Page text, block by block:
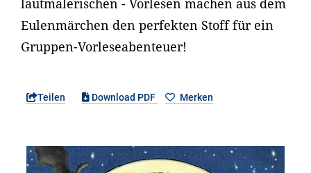
lautmalerischen - Vorlesen machen aus dem
Eulenmärchen den perfekten Stoff für ein
Gruppen-Vorleseabenteuer!
Teilen Download PDF Merken